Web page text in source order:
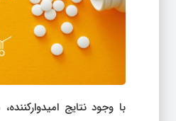
با وجود نتایج